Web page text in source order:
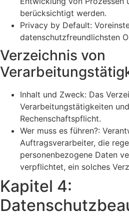
berücksichtigt werden.
Privacy by Default:
datenschutzfreundlichsten
Verzeichnis von
Inhalt und Zweck: Das
Verarbeitungstätigkeiten
Rechenschaftspflicht.
Wer muss es führen?:
Auftragsverarbeiter, die
personenbezogene Daten
verpflichtet, ein solches
Kapitel 4: